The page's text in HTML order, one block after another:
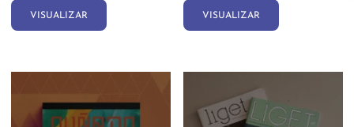
VISUALIZAR VISUALIZAR